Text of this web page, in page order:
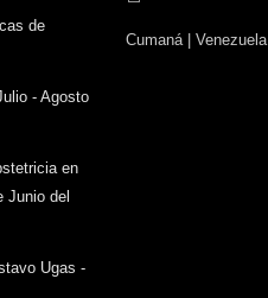
de
- Agosto
en
Junio del
Ugas -
Cumaná | Venezuela